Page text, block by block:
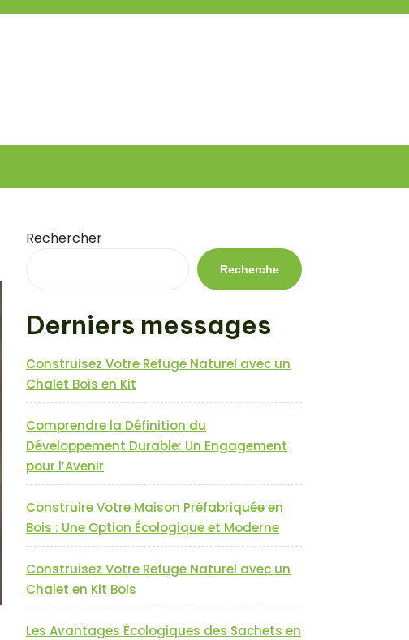
Rechercher
Recherche
Derniers messages
Construisez Votre Refuge Naturel avec un
Chalet Bois en Kit
Comprendre la Définition du
Développement Durable: Un Engagement
pour l’Avenir
Construire Votre Maison Préfabriquée en
Bois : Une Option Écologique et Moderne
Construisez Votre Refuge Naturel avec un
Chalet en Kit Bois
Les Avantages Écologiques des Sachets en